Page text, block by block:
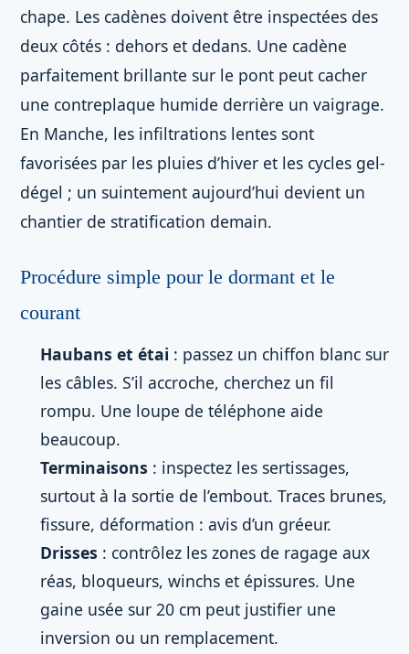
chape. Les cadènes doivent être inspectées des
deux côtés : dehors et dedans. Une cadène
parfaitement brillante sur le pont peut cacher
une contreplaque humide derrière un vaigrage.
En Manche, les infiltrations lentes sont
favorisées par les pluies d’hiver et les cycles gel-
dégel ; un suintement aujourd’hui devient un
chantier de stratification demain.
Procédure simple pour le dormant et le
courant
Haubans et étai : passez un chiffon blanc sur
les câbles. S’il accroche, cherchez un fil
rompu. Une loupe de téléphone aide
beaucoup.
Terminaisons : inspectez les sertissages,
surtout à la sortie de l’embout. Traces brunes,
fissure, déformation : avis d’un gréeur.
Drisses : contrôlez les zones de ragage aux
réas, bloqueurs, winchs et épissures. Une
gaine usée sur 20 cm peut justifier une
inversion ou un remplacement.